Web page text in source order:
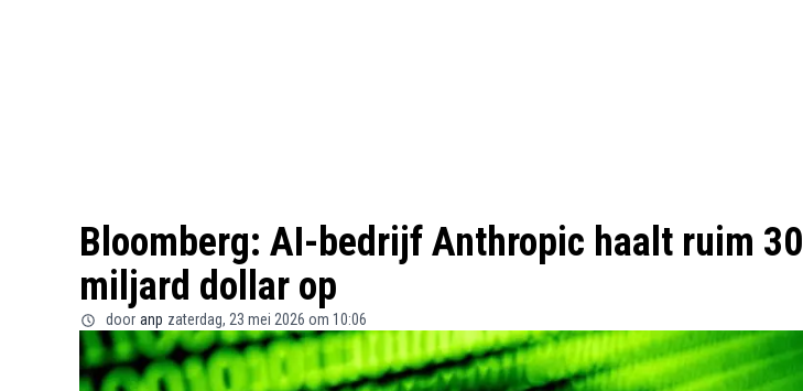
Bloomberg: AI-bedrijf Anthropic haalt ruim 30
miljard dollar op
door anp zaterdag, 23 mei 2026 om 10:06